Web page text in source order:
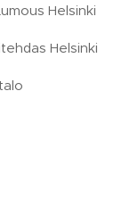
Helsinki
Helsinki